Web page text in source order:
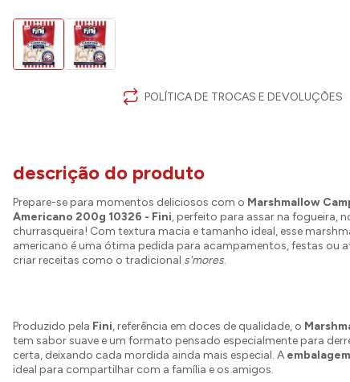
POLÍTICA DE TROCAS E DEVOLUÇÕES
descrição do produto
Prepare-se para momentos deliciosos com o Marshmallow
Americano 200g 10326 - Fini, perfeito para assar na fogueira,
churrasqueira! Com textura macia e tamanho ideal, esse
americano é uma ótima pedida para acampamentos, festas ou
criar receitas como o tradicional s'mores.
Produzido pela Fini, referência em doces de qualidade, o
tem sabor suave e um formato pensado especialmente para
certa, deixando cada mordida ainda mais especial. A
ideal para compartilhar com a família e os amigos.